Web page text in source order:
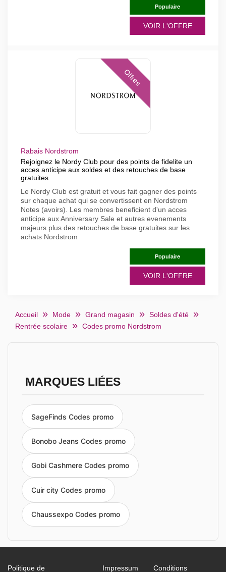
Populaire
VOIR L'OFFRE
Offres
Rabais Nordstrom
Rejoignez le Nordy Club pour des points de fidelite un
acces anticipe aux soldes et des retouches de base
gratuites
Le Nordy Club est gratuit et vous fait gagner des points
sur chaque achat qui se convertissent en Nordstrom
Notes (avoirs). Les membres beneficient d'un acces
anticipe aux Anniversary Sale et autres evenements
majeurs plus des retouches de base gratuites sur les
achats Nordstrom
Populaire
VOIR L'OFFRE
Accueil Mode Grand magasin
Soldes d'été
Rentrée scolaire
Codes promo Nordstrom
MARQUES LIÉES
SageFinds Codes promo
Bonobo Jeans Codes promo
Gobi Cashmere Codes promo
Cuir city Codes promo
Chaussexpo Codes promo
Politique de Impressum Conditions